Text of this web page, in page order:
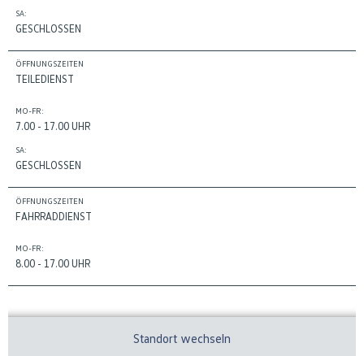
SA:
GESCHLOSSEN
ÖFFNUNGSZEITEN
TEILEDIENST
MO-FR:
7.00 - 17.00 UHR
SA:
GESCHLOSSEN
ÖFFNUNGSZEITEN
FAHRRADDIENST
MO-FR:
8.00 - 17.00 UHR
Standort wechseln